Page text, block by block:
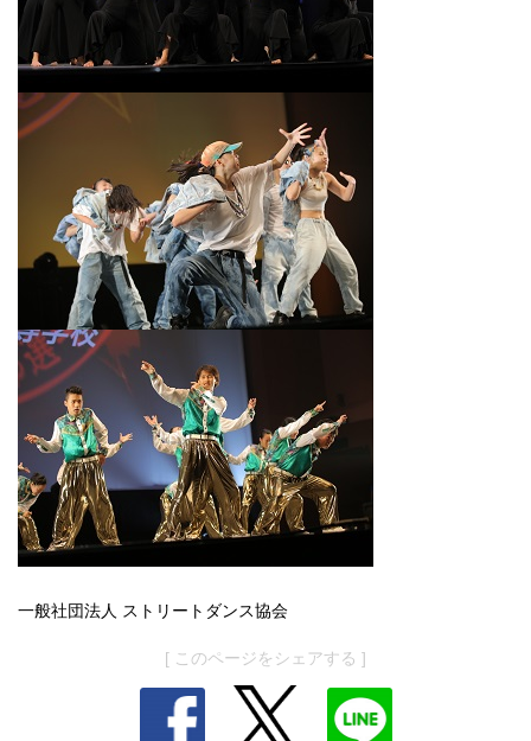
一般社団法人 ストリートダンス協会
[ このページをシェアする ]